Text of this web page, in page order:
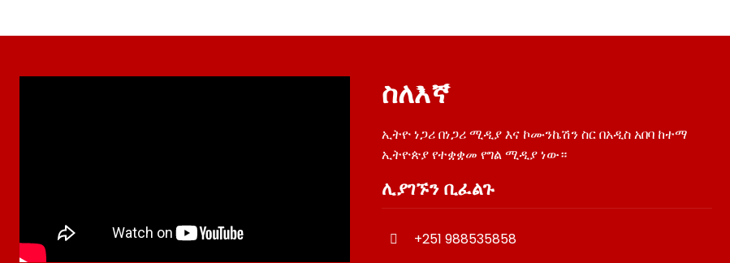
ስለእኛ
ኢትዮ ነጋሪ በነጋሪ ሚዲያ እና ኮሙንኬሽን ስር በአዲስ አበባ ከተማ
ኢትዮጵያ የተቋቋመ የግል ሚዲያ ነው።
ሊያገኙን ቢፈልጉ
+251 988535858